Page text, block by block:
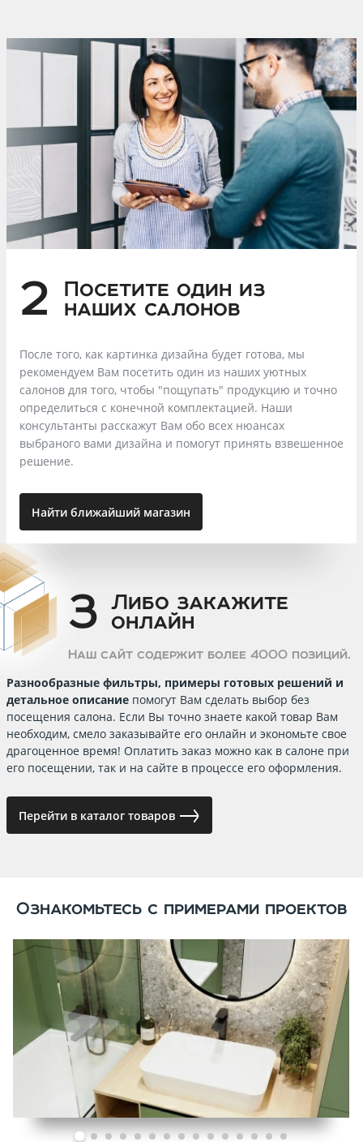
2 Посетите один из
наших салонов
После того, как картинка дизайна будет готова, мы
рекомендуем Вам посетить один из наших уютных
салонов для того, чтобы "пощупать" продукцию и точно
определиться с конечной комплектацией. Наши
консультанты расскажут Вам обо всех нюансах
выбраного вами дизайна и помогут принять взвешенное
решение.
Найти ближайший магазин
3 Либо закажите
онлайн
Наш сайт содержит более 4000 позиций.
Разнообразные фильтры, примеры готовых решений и
детальное описание помогут Вам сделать выбор без
посещения салона. Если Вы точно знаете какой товар Вам
необходим, смело заказывайте его онлайн и экономьте свое
драгоценное время! Оплатить заказ можно как в салоне при
его посещении, так и на сайте в процессе его оформления.
Перейти в каталог товаров
Oзнакомьтесь с примерами проектов